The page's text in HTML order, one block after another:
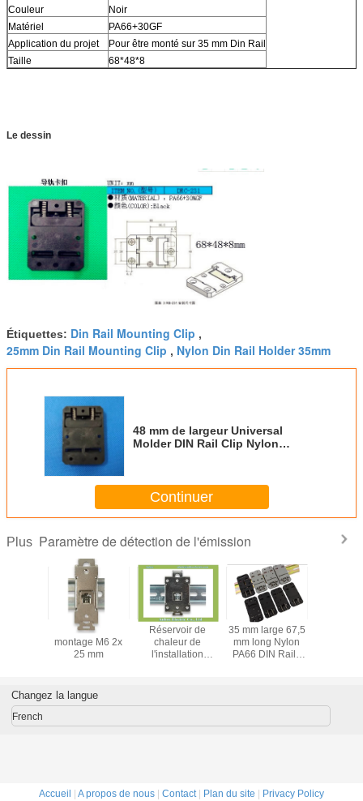
Couleur
Noir
Matériel
PA66+30GF
Application du projet
Pour être monté sur 35 mm Din Rail
Taille
68*48*8
Le dessin
Étiquettes: Din Rail Mounting Clip ,
25mm Din Rail Mounting Clip , Nylon Din Rail Holder 35mm
48 mm de largeur Universal
Molder DIN Rail Clip Nylon
Continuer
Plus Paramètre de détection de l'émission
Paramètres de
montage M6 2x
25 mm
Réservoir de
chaleur de
l'installation
35 mm large 67,5
mm long Nylon
PA66 DIN Rails
Changez la langue
French
Accueil A propos de nous Contact| Plan du site Privacy Policy